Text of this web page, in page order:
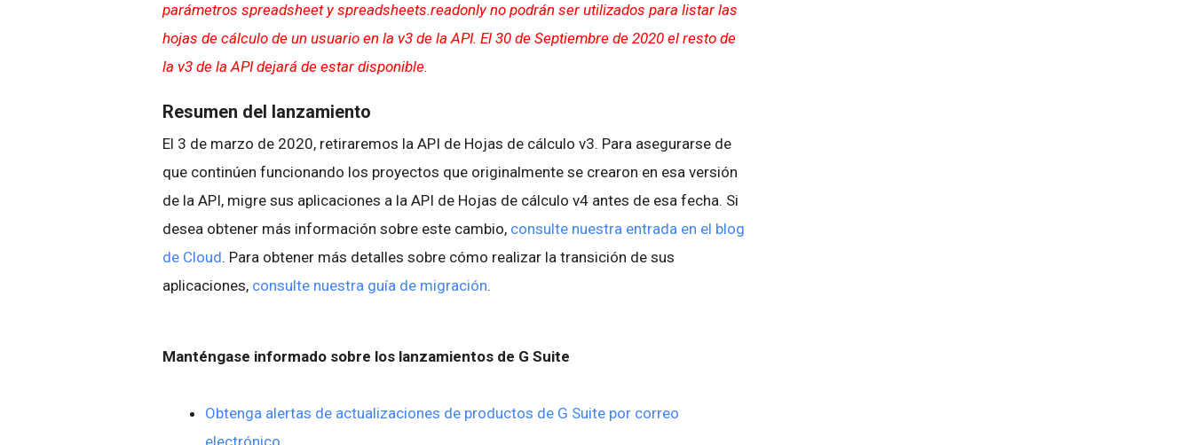
parámetros spreadsheet y spreadsheets.readonly no podrán ser utilizados para listar las
hojas de cálculo de un usuario en la v3 de la API. El 30 de Septiembre de 2020 el resto de
la v3 de la API dejará de estar disponible.
Resumen del lanzamiento
El 3 de marzo de 2020, retiraremos la API de Hojas de cálculo v3. Para asegurarse de
que continúen funcionando los proyectos que originalmente se crearon en esa versión
de la API, migre sus aplicaciones a la API de Hojas de cálculo v4 antes de esa fecha. Si
desea obtener más información sobre este cambio, consulte nuestra entrada en el blog
de Cloud. Para obtener más detalles sobre cómo realizar la transición de sus
aplicaciones, consulte nuestra guía de migración.
Manténgase informado sobre los lanzamientos de G Suite
Obtenga alertas de actualizaciones de productos de G Suite por correo